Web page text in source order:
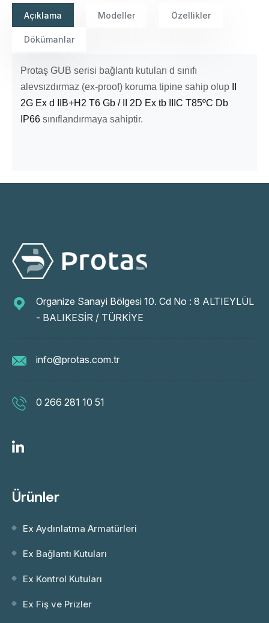
Açıklama Modeller Özellikler
Dökümanlar
Protaş GUB serisi bağlantı kutuları d sınıfı
alevsızdırmaz (ex-proof) koruma tipine sahip olup
2G Ex d IIB+H2 T6 Gb / II 2D Ex tb IIIC T85ºC Db
IP66 sınıflandırmaya sahiptir.
Organize Sanayi Bölgesi 10. Cd No : 8 ALTIEYLÜL
- BALIKESİR / TÜRKİYE
info@protas.com.tr
0 266 281 10 51
Ürünler
Ex Aydınlatma Armatürleri
Ex Bağlantı Kutuları
Ex Kontrol Kutuları
Ex Fiş ve Prizler